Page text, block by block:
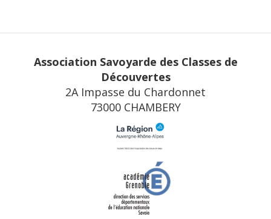
Association Savoyarde des Classes de
Découvertes
2A Impasse du Chardonnet
73000 CHAMBERY